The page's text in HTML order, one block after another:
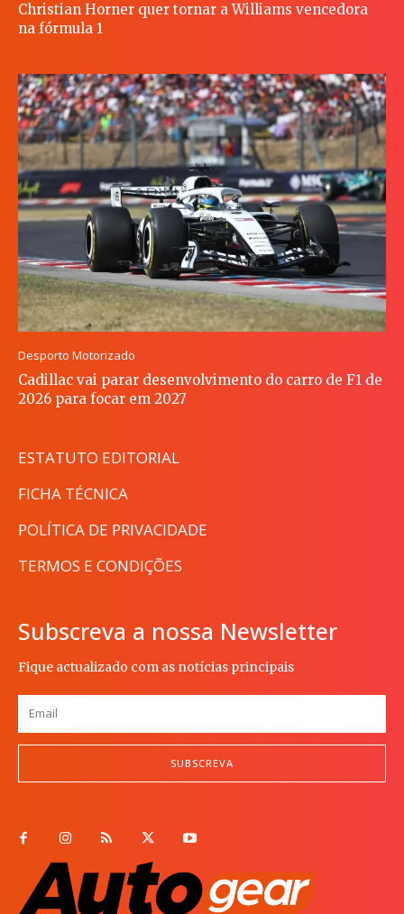
Christian Horner quer tornar a Williams vencedora
na fórmula 1
Desporto Motorizado
Cadillac vai parar desenvolvimento do carro de F1 de
2026 para focar em 2027
ESTATUTO EDITORIAL
FICHA TÉCNICA
POLÍTICA DE PRIVACIDADE
TERMOS E CONDIÇÕES
Subscreva a nossa Newsletter
Fique actualizado com as notícias principais
SUBSCREVA